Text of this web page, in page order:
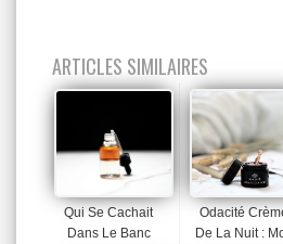
ARTICLES SIMILAIRES
Qui Se Cachait
Dans Le Banc
Odacité
De La Nuit :